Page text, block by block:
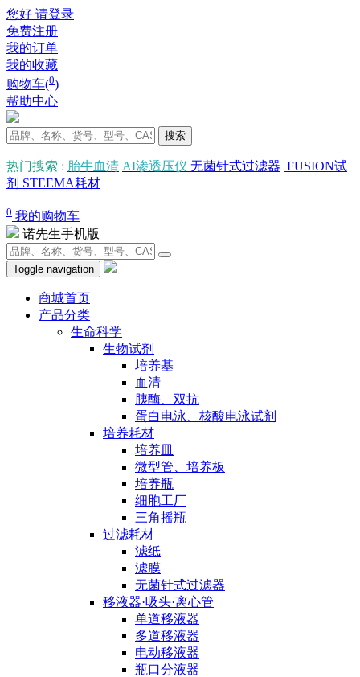
您好 请登录
免费注册
我的订单
我的收藏
购物车(0)
帮助中心
搜索
热门搜索 : 胎牛血清 AI渗透压仪 无菌针式过滤器 FUSION试
剂 STEEMA耗材
0 我的购物车
诺先生手机版
Toggle navigation
商城首页
产品分类
生命科学
生物试剂
培养基
血清
胰酶、双抗
蛋白电泳、核酸电泳试剂
培养耗材
培养皿
微型管、培养板
培养瓶
细胞工厂
三角摇瓶
过滤耗材
滤纸
滤膜
无菌针式过滤器
移液器·吸头·离心管
单道移液器
多道移液器
电动移液器
瓶口分液器